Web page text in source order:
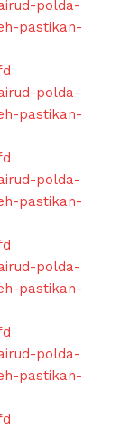
polda-
pastikan-
polda-
pastikan-
polda-
pastikan-
polda-
pastikan-
polda-
pastikan-